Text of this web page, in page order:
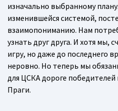
изначально выбранному
изменившейся системой,
взаимопониманию. Нам
узнать друг друга. И хотя мы,
игру, но даже до последнего
неровно. Но теперь мы
для ЦСКА дороге
Праги.